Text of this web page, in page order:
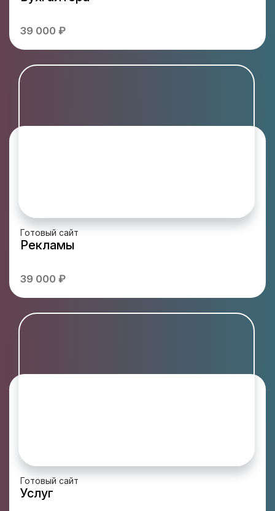
39 000 ₽
Готовый сайт
Рекламы
39 000 ₽
Готовый сайт
Услуг